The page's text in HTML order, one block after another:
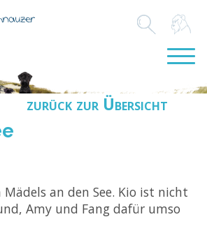
zurück zur Übersicht
an den See. Kio ist nicht
Amy und Fang dafür umso